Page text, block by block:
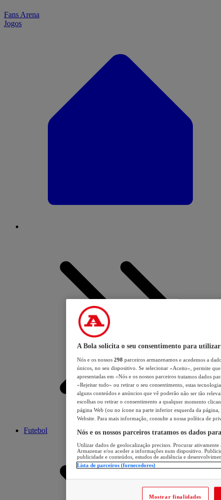
Fans Arena
Jogos
Futebol
A Bola solicita o seu consentimento para utilizar
Nós e os nossos 298 parceiros armazenamos e acedemos a
únicos, no seu dispositivo. Se selecionar «Aceito», permite
apresentadas em «Nós e os nossos parceiros tratamos dados
«Rejeitar tudo» ou retirar o seu consentimento, estas
alguns conteúdos e anúncios que vê poderão não ser tão
escolhas ou retirar o consentimento a qualquer momento
página Web (ou no ícone na parte inferior esquerda da página,
Website. Para mais informação, consulte a nossa política de
Nós e os nossos parceiros tratamos os dados
Utilizar dados de geolocalização precisos. Procurar
Armazenar e/ou aceder a informações num dispositivo.
publicidade e conteúdos, estudos de audiência e
Lista de parceiros (fornecedores)
Mostrar finalidades